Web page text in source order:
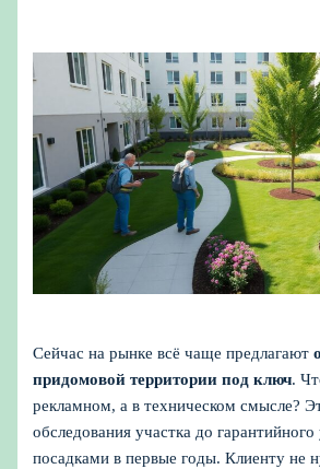
Сейчас на рынке всё чаще предлагают
придомовой территории под ключ.
рекламном, а в техническом смысле?
обследования участка до гарантийного
посадками в первые годы. Клиенту не